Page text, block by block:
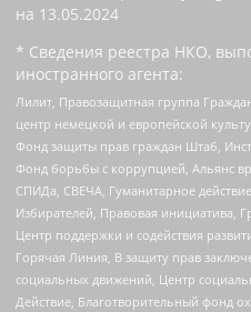
на 13.05.2024
* Сведения реестра НКО,
иностранного агента:
Лилит, Правозащитная группа
центр немецкой и европейской
Фонд защиты прав граждан Штаб,
Фонд борьбы с коррупцией, Альянс
СПИДа, СВЕЧА, Гуманитарное
Избирателей, Правовая инициатива,
Центр поддержки и содействия
Горячая Линия, В защиту прав
социальных движений, Центр
Действие, Благотворительный фонд